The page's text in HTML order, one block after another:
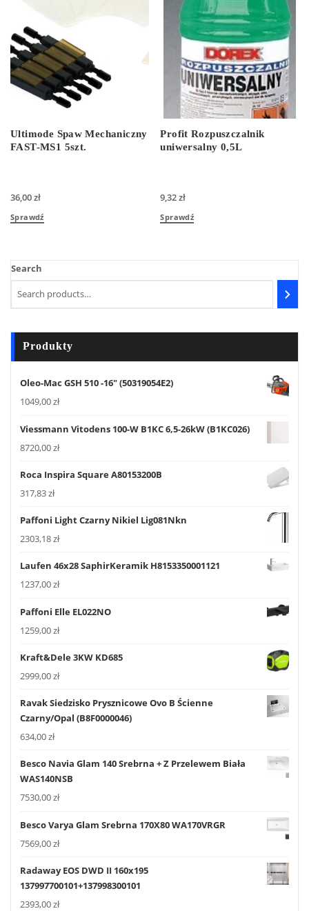
Ultimode Spaw Mechaniczny
FAST-MS1 5szt.
36,00zł
Sprawdź
Profit Rozpuszczalnik
uniwersalny 0,5L
9,32zł
Sprawdź
Search
Produkty
Oleo-Mac GSH 510 -16" (50319054E2)
1049,00zł
Viessmann Vitodens 100-W B1KC 6,5-26kW (B1KC026)
8720,00zł
Roca Inspira Square A80153200B
317,83zł
Paffoni Light Czarny Nikiel Lig081Nkn
2303,18zł
Laufen 46x28 SaphirKeramik H8153350001121
1237,00zł
Paffoni Elle EL022NO
1259,00zł
Kraft&Dele 3KW KD685
2999,00zł
Ravak Siedzisko Prysznicowe Ovo B Ścienne
Czarny/Opal (B8F0000046)
634,00zł
Besco Navia Glam 140 Srebrna + Z Przelewem Biała
WAS140NSB
7530,00zł
Besco Varya Glam Srebrna 170X80 WA170VRGR
7569,00zł
Radaway EOS DWD II 160x195
137997700101+137998300101
2393,00zł